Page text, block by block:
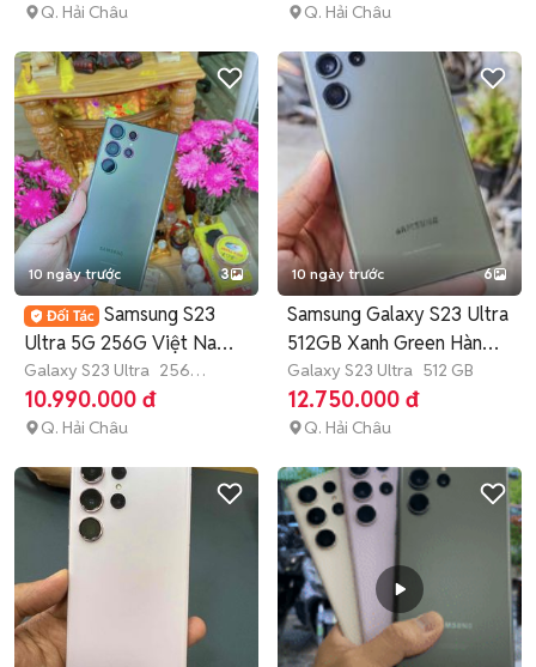
Q. Hải Châu Q. Hải Châu
10 ngày trước 3
Samsung S23
Ultra 5G 256G Việt Nam
2sim nguyên zin
Galaxy S23 Ultra 256
GB Còn bảo hành
10.990.000 đ
Q. Hải Châu
10 ngày trước 6
Samsung Galaxy S23 Ultra
512GB Xanh Green Hàn
Quốc
Galaxy S23 Ultra 512 GB
12.750.000 đ
Q. Hải Châu